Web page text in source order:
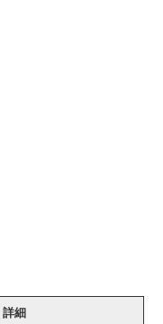
詳細